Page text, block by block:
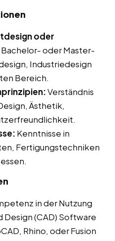
oder
Bachelor- oder Master-
Industriedesign
Bereich.
Verständnis
Ästhetik,
Kenntnisse in
Fertigungstechniken
in der Nutzung
(CAD) Software
Rhino, oder Fusion